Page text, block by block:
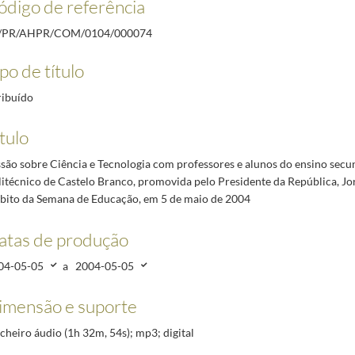
de Tecnologia do Instituto Politécnico de Castelo Branco, promovido pelo Presidente
e Educação, em Paços de Brandão, no âmbito da Semana da Educação, em 6 de
em São João da Madeira, no âmbito da Semana da Educação, em 6 de maio de 2004
1 n.º 4 "Fernão de Magalhães", no Porto, realizada na presença do Presidente da
com necessidades educativas especiais, na Escola EB 1 n.º 4 "Fernão de
Bissau, João Bernardo "Nino" Vieira, à saída de encontro com o Presidente da República,
de referência
PR/AHPR/COM/0104/000074
de título
sobre Ciência e Tecnologia com professores e alunos do ensino
de Castelo Branco, promovida pelo Presidente da República,
da Semana de Educação, em 5 de maio de 2004
de produção
05-05 a 2004-05-05
e suporte
áudio (1h 32m, 54s); mp3; digital